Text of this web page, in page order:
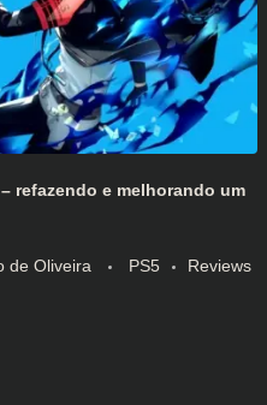
refazendo e melhorando um
de Oliveira PS5 Reviews